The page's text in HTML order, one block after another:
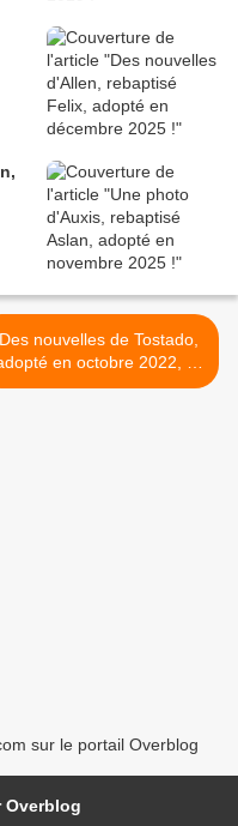
Des nouvelles de Tostado,
en octobre 2022, et
de U'Chardonnay,
sur le portail Overblog
Overblog